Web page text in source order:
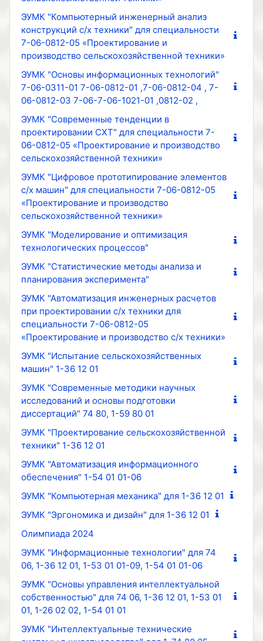
ЭУМК "Компьютерный инженерный анализ
конструкций с/х техники" для специальности
7-06-0812-05 «Проектирование и
производство сельскохозяйственной техники»
ЭУМК "Основы информационных технологий"
7-06-0311-01 7-06-0812-01 ,7-06-0812-04 , 7-
06-0812-03 7-06-7-06-1021-01 ,0812-02 ,
ЭУМК "Современные тенденции в
проектировании СХТ" для специальности 7-
06-0812-05 «Проектирование и производство
сельскохозяйственной техники»
ЭУМК "Цифровое прототипирование элементов
с/х машин" для специальности 7-06-0812-05
«Проектирование и производство
сельскохозяйственной техники»
ЭУМК "Моделирование и оптимизация
технологических процессов"
ЭУМК "Статистические методы анализа и
планирования эксперимента"
ЭУМК "Автоматизация инженерных расчетов
при проектировании с/х техники для
специальности 7-06-0812-05
«Проектирование и производство с/х техники»
ЭУМК "Испытание сельскохозяйственных
машин" 1-36 12 01
ЭУМК "Современные методики научных
исследований и основы подготовки
диссертаций" 74 80, 1-59 80 01
ЭУМК "Проектирование сельскохозяйственной
техники" 1-36 12 01
ЭУМК "Автоматизация информационного
обеспечения" 1-54 01 01-06
ЭУМК "Компьютерная механика" для 1-36 12 01
ЭУМК "Эргономика и дизайн" для 1-36 12 01
Олимпиада 2024
ЭУМК "Информационные технологии" для 74
06, 1-36 12 01, 1-53 01 01-09, 1-54 01 01-06
ЭУМК "Основы управления интеллектуальной
собственностью" для 74 06, 1-36 12 01, 1-53 01
01, 1-26 02 02, 1-54 01 01
ЭУМК "Интеллектуальные технические